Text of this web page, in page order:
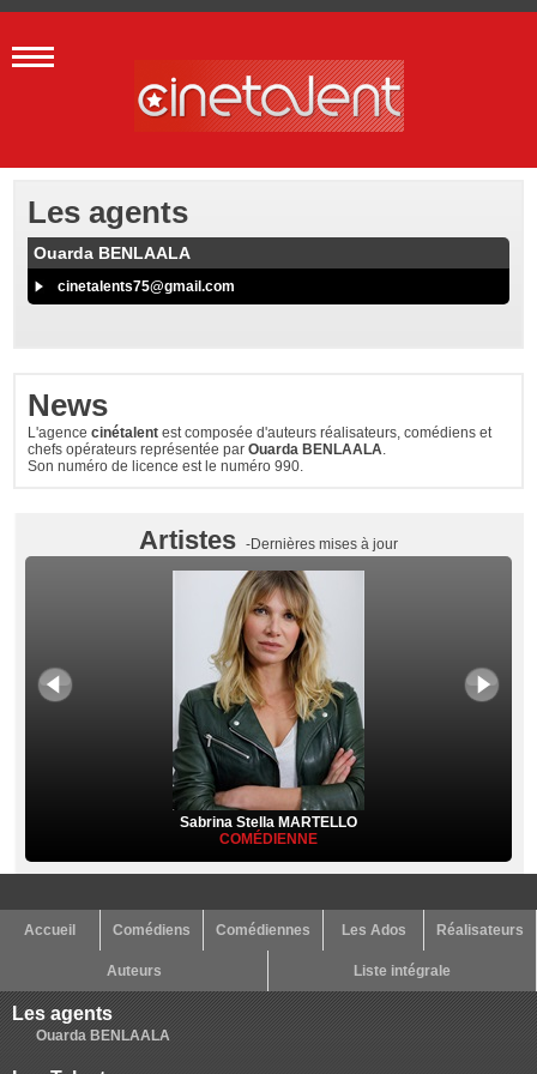
News
L'agencecinétalent est composée d'auteurs réalisateurs, comédiens et
chefs opérateurs représentée parOuarda BENLAALA.
Son numéro de licence est le numéro 990.
Les agents
Ouarda BENLAALA
cinetalents75@gmail.com
Artistes -Dernières mises à jour
Sabrina Stella MARTELLO
COMÉDIENNE
Accueil Comédiens Comédiennes Les Ados Réalisateurs
Auteurs Liste intégrale
Les agents
Ouarda BENLAALA